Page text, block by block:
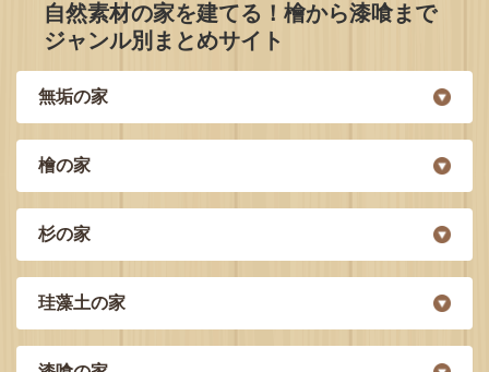
自然素材の家を建てる！檜から漆喰まで
ジャンル別まとめサイト
無垢の家
檜の家
杉の家
珪藻土の家